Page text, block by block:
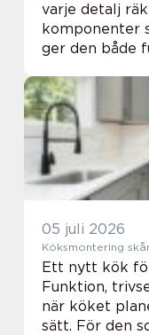
varje detalj
komponenter
ger den både
05 juli 2026
Ett nytt kök
Funktion,
när köket
sätt. För den